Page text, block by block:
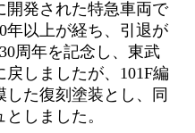
開発された特急車両で
年以上が経ち、引退が
30周年を記念し、東武
しましたが、 101F編
した復刻塗装とし、同
しました。